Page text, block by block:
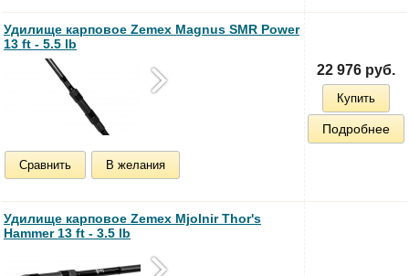
Удилище карповое Zemex Magnus SMR Power
13 ft - 5.5 lb
Сравнить В желания
22 976 руб.
Купить
Подробнее
Удилище карповое Zemex Mjolnir Thor's
Hammer 13 ft - 3.5 lb